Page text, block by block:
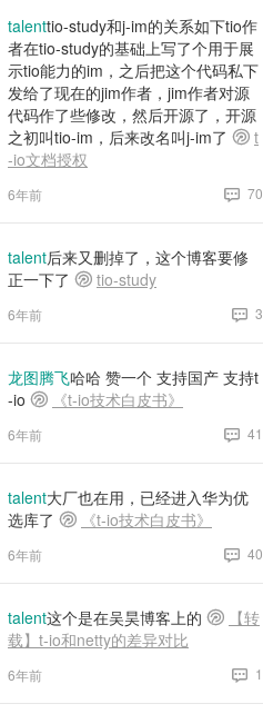
talenttio-study和j-im的关系如下tio作
者在tio-study的基础上写了个用于展
示tio能力的im，之后把这个代码私下
发给了现在的jim作者，jim作者对源
代码作了些修改，然后开源了，开源
之初叫tio-im，后来改名叫j-im了
t
-io文档授权
6年前 70
talent后来又删掉了，这个博客要修
正一下了
tio-study
6年前 3
龙图腾飞哈哈 赞一个 支持国产 支持t
-io
《t-io技术白皮书》
6年前 41
talent大厂也在用，已经进入华为优
选库了
《t-io技术白皮书》
6年前 40
talent这个是在吴昊博客上的
【转
载】t-io和netty的差异对比
6年前 1